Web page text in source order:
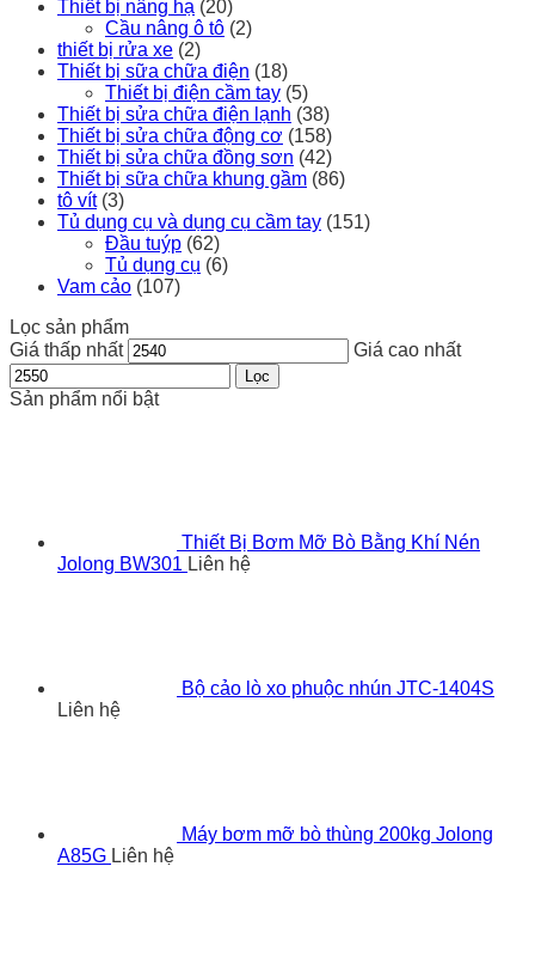
Thiết bị nâng hạ (20)
Cầu nâng ô tô (2)
thiết bị rửa xe (2)
Thiết bị sữa chữa điện (18)
Thiết bị điện cầm tay (5)
Thiết bị sửa chữa điện lạnh (38)
Thiết bị sửa chữa động cơ (158)
Thiết bị sửa chữa đồng sơn (42)
Thiết bị sữa chữa khung gầm (86)
tô vít (3)
Tủ dụng cụ và dụng cụ cầm tay (151)
Đầu tuýp (62)
Tủ dụng cụ (6)
Vam cảo (107)
Lọc sản phẩm
Giá thấp nhất
Giá cao nhất
Lọc
Sản phẩm nổi bật
Thiết Bị Bơm Mỡ Bò Bằng Khí Nén
Jolong BW301 Liên hệ
Bộ cảo lò xo phuộc nhún JTC-1404S
Liên hệ
Máy bơm mỡ bò thùng 200kg Jolong
A85G Liên hệ